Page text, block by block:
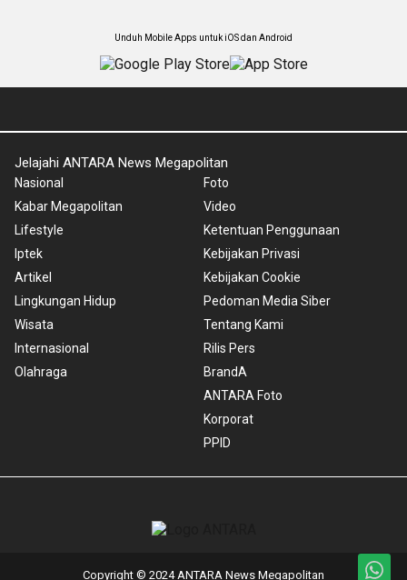
Unduh Mobile Apps untuk iOS dan Android
Jelajahi ANTARA News Megapolitan
Nasional
Kabar Megapolitan
Lifestyle
Iptek
Artikel
Lingkungan Hidup
Wisata
Internasional
Olahraga
Foto
Video
Ketentuan Penggunaan
Kebijakan Privasi
Kebijakan Cookie
Pedoman Media Siber
Tentang Kami
Rilis Pers
BrandA
ANTARA Foto
Korporat
PPID
Copyright © 2024 ANTARA News Megapolitan